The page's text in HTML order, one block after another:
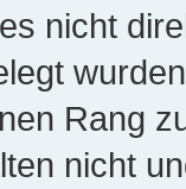
nicht
Rang
nicht